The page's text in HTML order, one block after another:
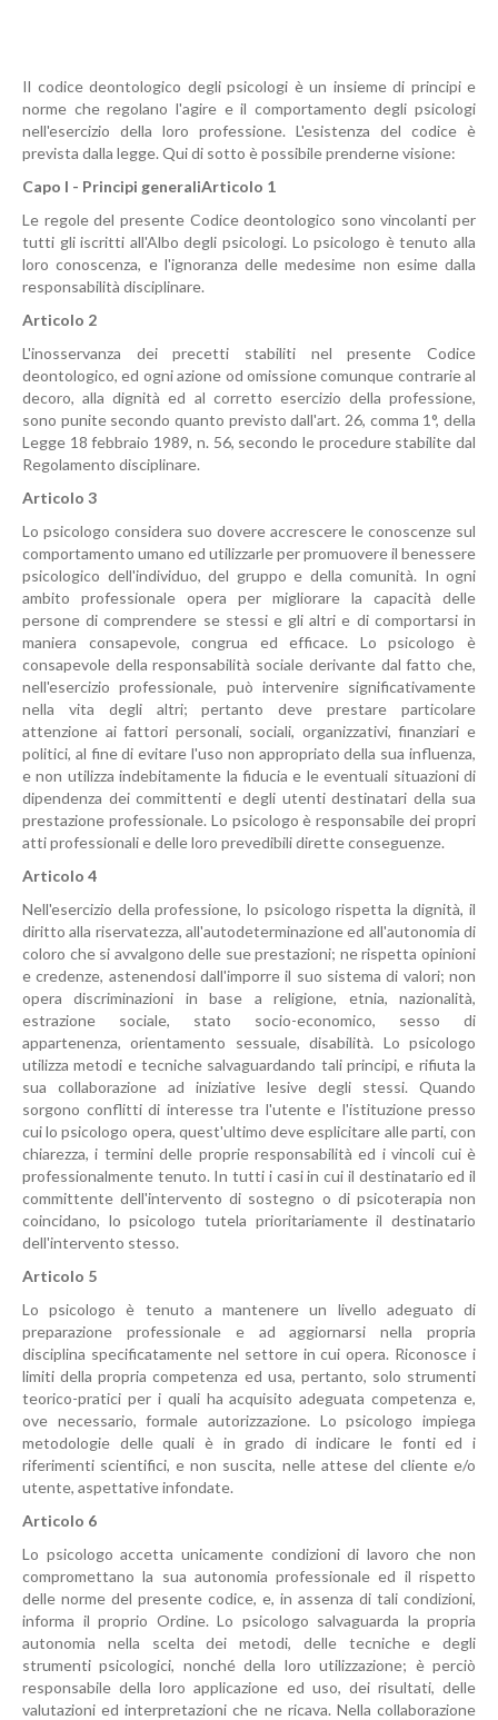
Il codice deontologico degli psicologi è un insieme di principi e
norme che regolano l'agire e il comportamento degli psicologi
nell'esercizio della loro professione. L'esistenza del codice è
prevista dalla legge. Qui di sotto è possibile prenderne visione:
Capo I - Principi generaliArticolo 1
Le regole del presente Codice deontologico sono vincolanti per
tutti gli iscritti all'Albo degli psicologi. Lo psicologo è tenuto alla
loro conoscenza, e l'ignoranza delle medesime non esime dalla
responsabilità disciplinare.
Articolo 2
L'inosservanza dei precetti stabiliti nel presente Codice
deontologico, ed ogni azione od omissione comunque contrarie al
decoro, alla dignità ed al corretto esercizio della professione,
sono punite secondo quanto previsto dall'art. 26, comma 1°, della
Legge 18 febbraio 1989, n. 56, secondo le procedure stabilite dal
Regolamento disciplinare.
Articolo 3
Lo psicologo considera suo dovere accrescere le conoscenze sul
comportamento umano ed utilizzarle per promuovere il benessere
psicologico dell'individuo, del gruppo e della comunità. In ogni
ambito professionale opera per migliorare la capacità delle
persone di comprendere se stessi e gli altri e di comportarsi in
maniera consapevole, congrua ed efficace. Lo psicologo è
consapevole della responsabilità sociale derivante dal fatto che,
nell'esercizio professionale, può intervenire significativamente
nella vita degli altri; pertanto deve prestare particolare
attenzione ai fattori personali, sociali, organizzativi, finanziari e
politici, al fine di evitare l'uso non appropriato della sua influenza,
e non utilizza indebitamente la fiducia e le eventuali situazioni di
dipendenza dei committenti e degli utenti destinatari della sua
prestazione professionale. Lo psicologo è responsabile dei propri
atti professionali e delle loro prevedibili dirette conseguenze.
Articolo 4
Nell'esercizio della professione, lo psicologo rispetta la dignità, il
diritto alla riservatezza, all'autodeterminazione ed all'autonomia di
coloro che si avvalgono delle sue prestazioni; ne rispetta opinioni
e credenze, astenendosi dall'imporre il suo sistema di valori; non
opera discriminazioni in base a religione, etnia, nazionalità,
estrazione sociale, stato socio-economico, sesso di
appartenenza, orientamento sessuale, disabilità. Lo psicologo
utilizza metodi e tecniche salvaguardando tali principi, e rifiuta la
sua collaborazione ad iniziative lesive degli stessi. Quando
sorgono conflitti di interesse tra l'utente e l'istituzione presso
cui lo psicologo opera, quest'ultimo deve esplicitare alle parti, con
chiarezza, i termini delle proprie responsabilità ed i vincoli cui è
professionalmente tenuto. In tutti i casi in cui il destinatario ed il
committente dell'intervento di sostegno o di psicoterapia non
coincidano, lo psicologo tutela prioritariamente il destinatario
dell'intervento stesso.
Articolo 5
Lo psicologo è tenuto a mantenere un livello adeguato di
preparazione professionale e ad aggiornarsi nella propria
disciplina specificatamente nel settore in cui opera. Riconosce i
limiti della propria competenza ed usa, pertanto, solo strumenti
teorico-pratici per i quali ha acquisito adeguata competenza e,
ove necessario, formale autorizzazione. Lo psicologo impiega
metodologie delle quali è in grado di indicare le fonti ed i
riferimenti scientifici, e non suscita, nelle attese del cliente e/o
utente, aspettative infondate.
Articolo 6
Lo psicologo accetta unicamente condizioni di lavoro che non
compromettano la sua autonomia professionale ed il rispetto
delle norme del presente codice, e, in assenza di tali condizioni,
informa il proprio Ordine. Lo psicologo salvaguarda la propria
autonomia nella scelta dei metodi, delle tecniche e degli
strumenti psicologici, nonché della loro utilizzazione; è perciò
responsabile della loro applicazione ed uso, dei risultati, delle
valutazioni ed interpretazioni che ne ricava. Nella collaborazione